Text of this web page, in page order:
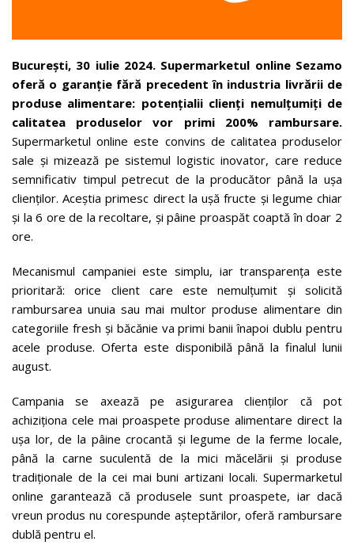
București, 30 iulie 2024. Supermarketul online Sezamo
oferă o garanție fără precedent în industria livrării de
produse alimentare: potențialii clienți nemulțumiți de
calitatea produselor vor primi 200% rambursare.
Supermarketul online este convins de calitatea produselor
sale și mizează pe sistemul logistic inovator, care reduce
semnificativ timpul petrecut de la producător până la ușa
clienților. Aceștia primesc direct la ușă fructe și legume chiar
și la 6 ore de la recoltare, și pâine proaspăt coaptă în doar 2
ore.
Mecanismul campaniei este simplu, iar transparența este
prioritară: orice client care este nemulțumit și solicită
rambursarea unuia sau mai multor produse alimentare din
categoriile fresh și băcănie va primi banii înapoi dublu pentru
acele produse. Oferta este disponibilă până la finalul lunii
august.
Campania se axează pe asigurarea clienților că pot
achiziționa cele mai proaspete produse alimentare direct la
ușa lor, de la pâine crocantă și legume de la ferme locale,
până la carne suculentă de la mici măcelării și produse
tradiționale de la cei mai buni artizani locali. Supermarketul
online garantează că produsele sunt proaspete, iar dacă
vreun produs nu corespunde așteptărilor, oferă rambursare
dublă pentru el.